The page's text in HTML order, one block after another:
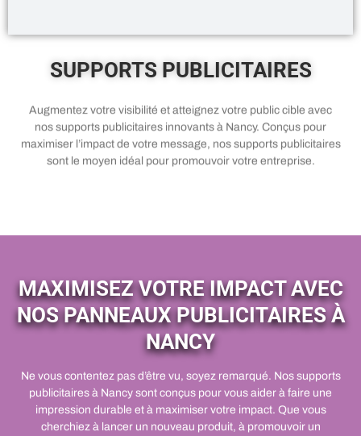
SUPPORTS PUBLICITAIRES
Augmentez votre visibilité et atteignez votre public cible avec
nos supports publicitaires innovants à Nancy. Conçus pour
maximiser l’impact de votre message, nos supports publicitaires
sont le moyen idéal pour promouvoir votre entreprise.
MAXIMISEZ VOTRE IMPACT AVEC
NOS PANNEAUX PUBLICITAIRES À
NANCY
Ne vous contentez pas d’être vu, soyez remarqué. Nos supports
publicitaires à Nancy sont conçus pour vous aider à faire une
impression durable et à maximiser votre impact. Que vous
cherchiez à lancer un nouveau produit, à promouvoir un